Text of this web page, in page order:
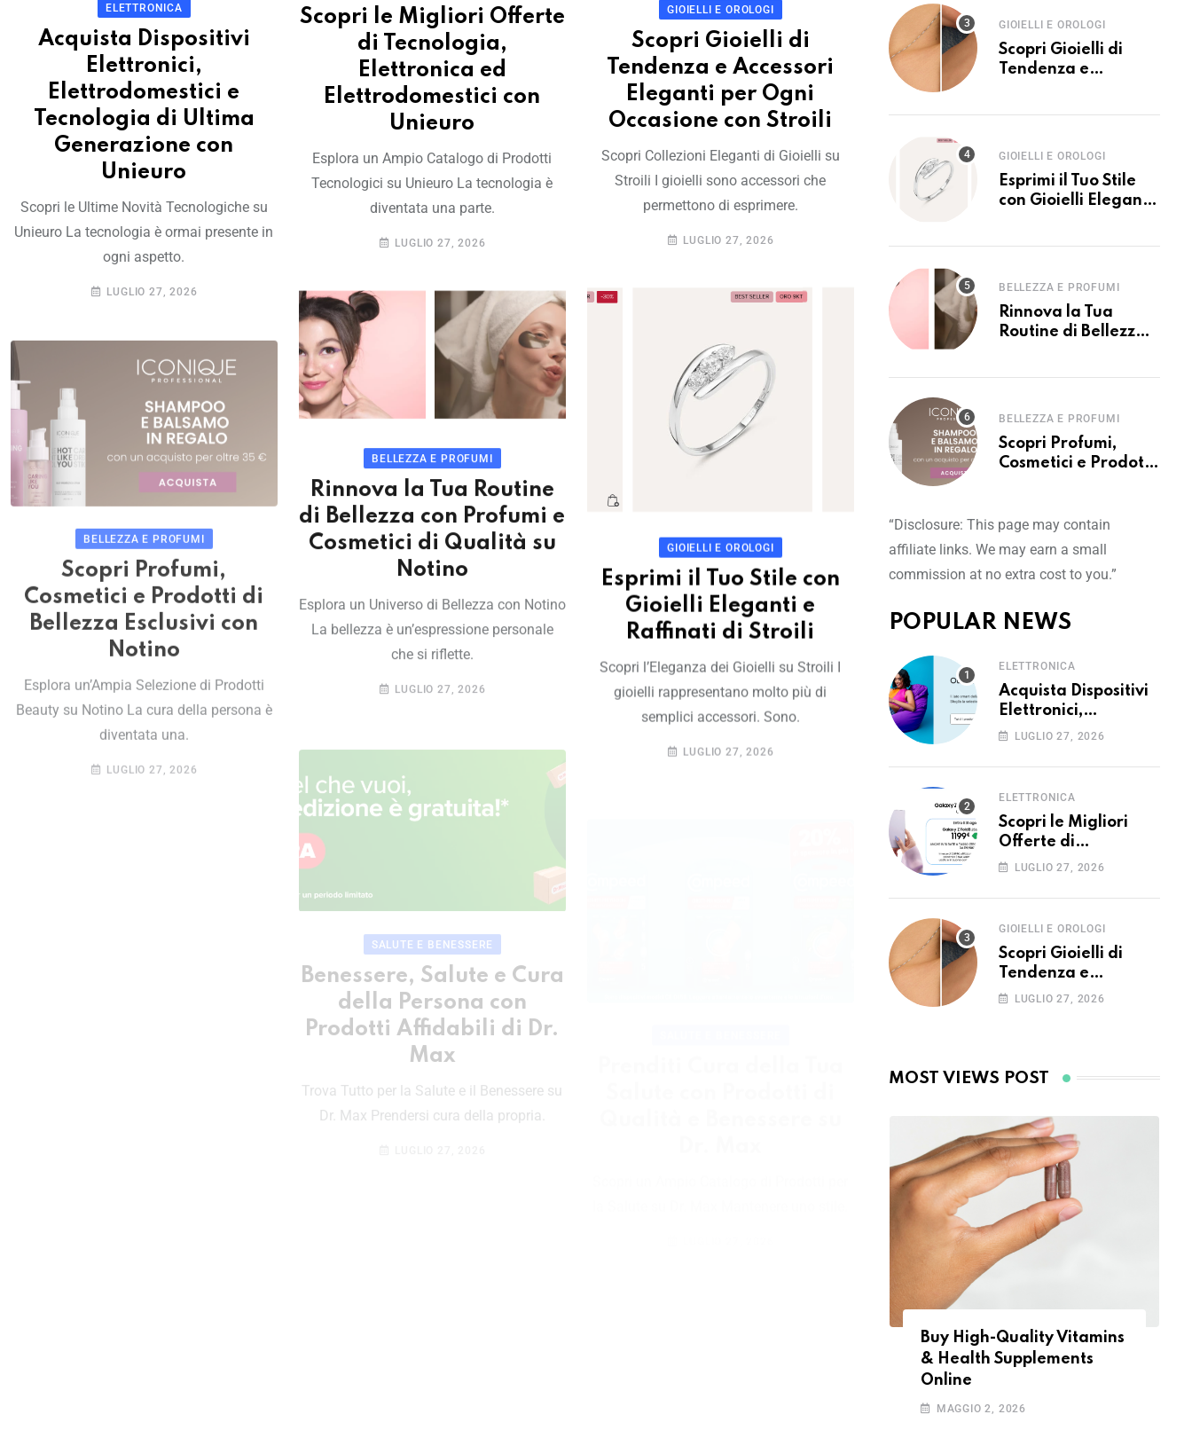
ELETTRONICA
Acquista Dispositivi
Elettronici,
Elettrodomestici e
Tecnologia di Ultima
Generazione con
Unieuro
Scopri le Ultime Novità Tecnologiche su
Unieuro La tecnologia è ormai presente in
ogni aspetto.
LUGLIO 27, 2026
Scopri le Migliori Offerte
di Tecnologia,
Elettronica ed
Elettrodomestici con
Unieuro
Esplora un Ampio Catalogo di Prodotti
Tecnologici su Unieuro La tecnologia è
diventata una parte.
LUGLIO 27, 2026
GIOIELLI E OROLOGI
Scopri Gioielli di
Tendenza e Accessori
Eleganti per Ogni
Occasione con Stroili
Scopri Collezioni Eleganti di Gioielli su
Stroili I gioielli sono accessori che
permettono di esprimere.
LUGLIO 27, 2026
GIOIELLI E OROLOGI
Esprimi il Tuo Stile con
Gioielli Eleganti e
Raffinati di Stroili
Scopri l’Eleganza dei Gioielli su Stroili I
gioielli rappresentano molto più di
semplici accessori. Sono.
LUGLIO 27, 2026
BELLEZZA E PROFUMI
Rinnova la Tua Routine
di Bellezza con Profumi e
Cosmetici di Qualità su
Notino
Esplora un Universo di Bellezza con Notino
La bellezza è un’espressione personale
che si riflette.
LUGLIO 27, 2026
BELLEZZA E PROFUMI
Scopri Profumi,
Cosmetici e Prodotti di
Bellezza Esclusivi con
Notino
Esplora un’Ampia Selezione di Prodotti
Beauty su Notino La cura della persona è
diventata una.
LUGLIO 27, 2026
Benessere, Salute e Cura
della Persona con
Prodotti Affidabili di Dr.
Max
Dr. Max Prendersi cura della propria.
GIOIELLI E OROLOGI
Scopri Gioielli di
Tendenza e
GIOIELLI E OROLOGI
Esprimi il Tuo Stile
con Gioielli Eleganti
BELLEZZA E PROFUMI
Rinnova la Tua
Routine di Bellezza
BELLEZZA E PROFUMI
Scopri Profumi,
Cosmetici e Prodotti
“Disclosure: This page may contain
affiliate links. We may earn a small
commission at no extra cost to you.”
POPULAR NEWS
ELETTRONICA
Acquista Dispositivi
Elettronici,
Elettrodomestici e
Generazione con
LUGLIO 27, 2026
ELETTRONICA
Scopri le Migliori
Offerte di
Tecnologia,
Elettrodomestici con
LUGLIO 27, 2026
GIOIELLI E OROLOGI
Scopri Gioielli di
Tendenza e
Accessori Eleganti
LUGLIO 27, 2026
Buy High-Quality Vitamins
& Health Supplements
Online
MAGGIO 2, 2026